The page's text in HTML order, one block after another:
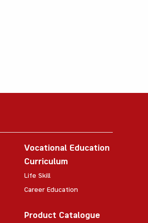
Vocational Education
Curriculum
Life Skill
Career Education
Product Catalogue